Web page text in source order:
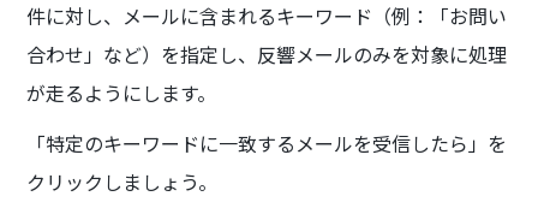
件に対し、メールに含まれるキーワード（例：「お問い
合わせ」など）を指定し、反響メールのみを対象に処理
が走るようにします。
「特定のキーワードに一致するメールを受信したら」を
クリックしましょう。